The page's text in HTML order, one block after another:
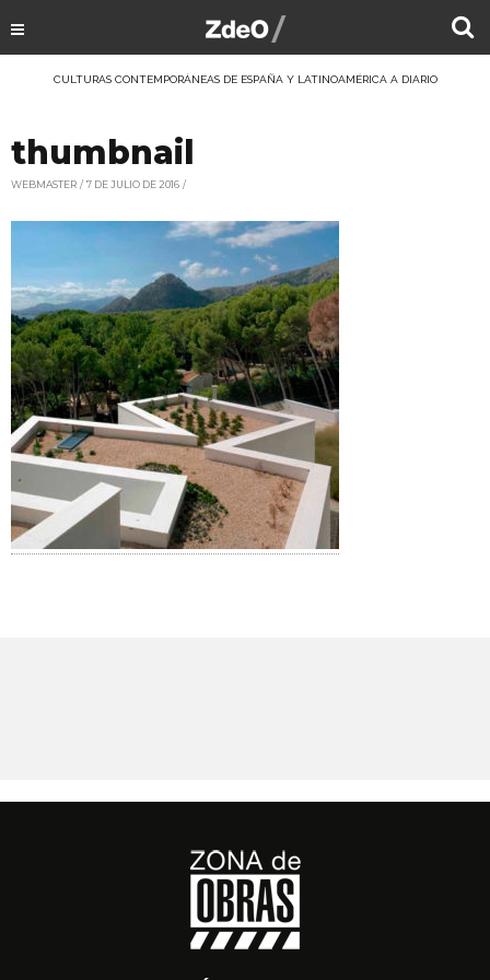
CULTURAS CONTEMPORÁNEAS DE ESPAÑA Y LATINOAMÉRICA A DIARIO
thumbnail
WEBMASTER 7 DE JULIO DE 2016